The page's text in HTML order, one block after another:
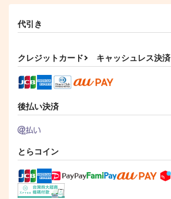
ROE
2,357円（税込）
レノックス×ファウスト
サンプル
作品詳細
abloom
787 円
オーエン×カイン
サンデー
TABOO NIGHT XXXX
代引き
クレジットカード キャッシュレス決済
後払い決済
とらコイン